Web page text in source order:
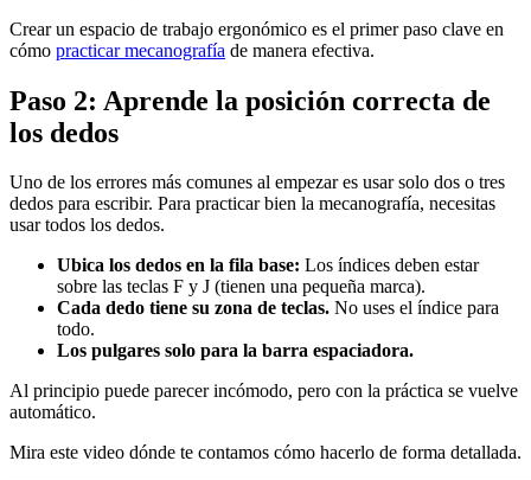
Crear un espacio de trabajo ergonómico es el primer paso clave en
cómo practicar mecanografía de manera efectiva.
Paso 2: Aprende la posición correcta de
los dedos
Uno de los errores más comunes al empezar es usar solo dos o tres
dedos para escribir. Para practicar bien la mecanografía, necesitas
usar todos los dedos.
Ubica los dedos en la fila base: Los índices deben estar
sobre las teclas F y J (tienen una pequeña marca).
Cada dedo tiene su zona de teclas. No uses el índice para
todo.
Los pulgares solo para la barra espaciadora.
Al principio puede parecer incómodo, pero con la práctica se vuelve
automático.
Mira este video dónde te contamos cómo hacerlo de forma detallada.